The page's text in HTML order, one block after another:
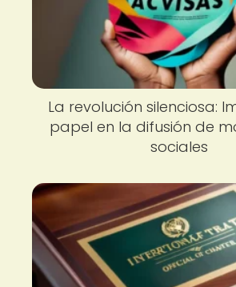
La revolución silenciosa:
papel en la difusión de
sociales